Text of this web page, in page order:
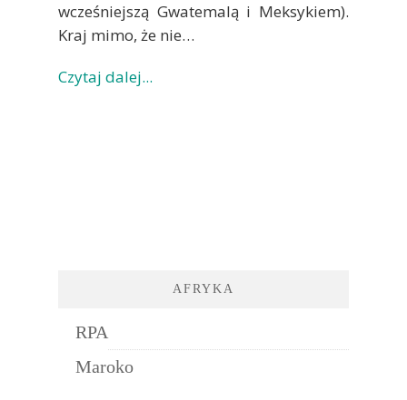
wcześniejszą Gwatemalą i Meksykiem).
Kraj mimo, że nie…
Czytaj dalej...
AFRYKA
RPA
Maroko